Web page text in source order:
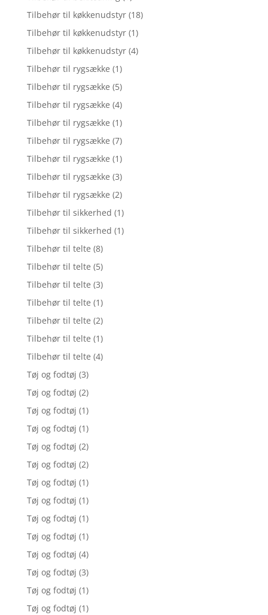
Tilbehør til køkkenudstyr (18)
Tilbehør til køkkenudstyr (1)
Tilbehør til køkkenudstyr (4)
Tilbehør til rygsække (1)
Tilbehør til rygsække (5)
Tilbehør til rygsække (4)
Tilbehør til rygsække (1)
Tilbehør til rygsække (7)
Tilbehør til rygsække (1)
Tilbehør til rygsække (3)
Tilbehør til rygsække (2)
Tilbehør til sikkerhed (1)
Tilbehør til sikkerhed (1)
Tilbehør til telte (8)
Tilbehør til telte (5)
Tilbehør til telte (3)
Tilbehør til telte (1)
Tilbehør til telte (2)
Tilbehør til telte (1)
Tilbehør til telte (4)
Tøj og fodtøj (3)
Tøj og fodtøj (2)
Tøj og fodtøj (1)
Tøj og fodtøj (1)
Tøj og fodtøj (2)
Tøj og fodtøj (2)
Tøj og fodtøj (1)
Tøj og fodtøj (1)
Tøj og fodtøj (1)
Tøj og fodtøj (1)
Tøj og fodtøj (4)
Tøj og fodtøj (3)
Tøj og fodtøj (1)
Tøj og fodtøj (1)